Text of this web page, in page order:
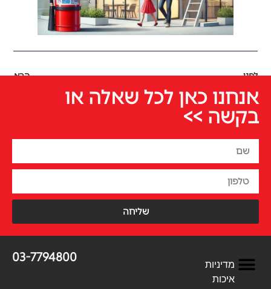
לפני הבא
אנחנו כאן לכל שאלה או
בקשה >>
שליחה
מדיניות
איכות
03-7794800